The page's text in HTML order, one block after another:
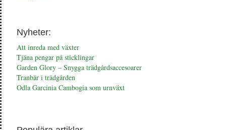
Nyheter:
Att inreda med växter
Tjäna pengar på sticklingar
Garden Glory – Snygga trädgårdsaccesoarer
Tranbär i trädgården
Odla Garcinia Cambogia som urnväxt